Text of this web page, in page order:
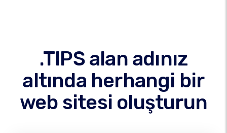
.TIPS alan adınız
altında herhangi bir
web sitesi oluşturun